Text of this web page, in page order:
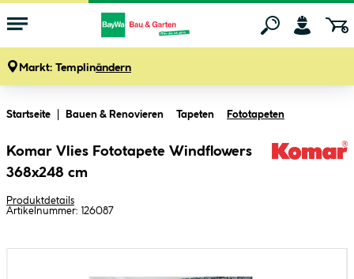
Markt: Templinändern
Startseite Bauen & Renovieren Tapeten Fototapeten
Komar Vlies Fototapete Windflowers
368x248 cm
Produktdetails
Artikelnummer: 126087